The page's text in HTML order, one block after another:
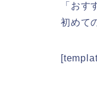
「おす
初めて